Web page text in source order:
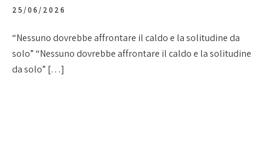
25/06/2026
“Nessuno dovrebbe affrontare il caldo e la solitudine da
solo” “Nessuno dovrebbe affrontare il caldo e la solitudine
da solo” […]